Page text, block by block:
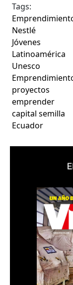
Tags:
Nestlé
Jóvenes
Latinoamérica
Unesco
proyectos
emprender
capital semilla
Ecuador